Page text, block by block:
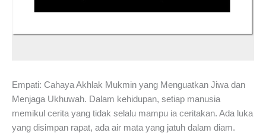
Empati: Cahaya Akhlak Mukmin yang Menguatkan Jiwa dan
Menjaga Ukhuwah. Dalam kehidupan, setiap manusia
memikul cerita yang tidak selalu mampu ia ceritakan. Ada luka
yang disimpan rapat, ada air mata yang jatuh dalam diam.